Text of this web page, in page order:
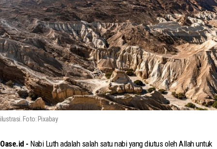
ilustrasi. Foto: Pixabay
Oase.id - Nabi Luth adalah salah satu nabi yang diutus oleh Allah untuk